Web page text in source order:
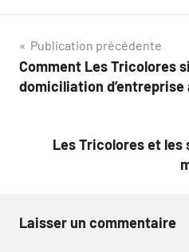
Navigation
de
Publication précédente
Comment Les Tricolores
domiciliation d’entreprise
Les Tricolores et les
Laisser un commentaire